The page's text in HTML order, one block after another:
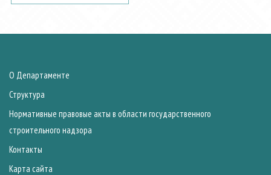
О Департаменте
Структура
Нормативные правовые акты в области государственного
строительного надзора
Контакты
Карта сайта